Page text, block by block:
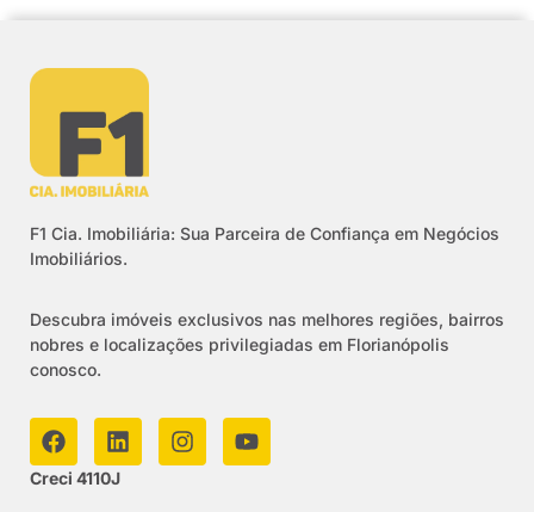
F1 Cia. Imobiliária: Sua Parceira de Confiança em Negócios
Imobiliários.
Descubra imóveis exclusivos nas melhores regiões, bairros
nobres e localizações privilegiadas em Florianópolis
conosco.
Creci 4110J